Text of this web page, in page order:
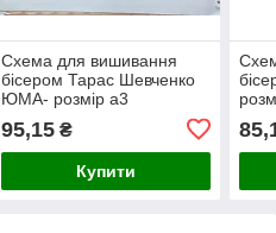
Схема для вишивання
бісером Тарас Шевченко
ЮМА- розмір а3
95,15₴
Купити